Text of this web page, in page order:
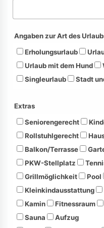
Angaben zur Art des
Erholungsurlaub
Urlaub mit dem Hund
Singleurlaub
Stadt
Extras
Seniorengerecht
Rollstuhlgerecht
Balkon/Terrasse
PKW-Stellplatz
Grillmöglichkeit
Pool
Kleinkindausstattung
Kamin
Fitnessraum
Sauna
Aufzug